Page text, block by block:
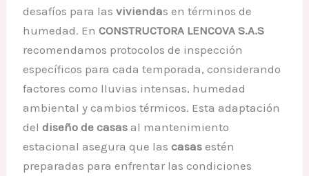
desafíos para lasviviendas en términos de
humedad. EnCONSTRUCTORA LENCOVA S.A.S
recomendamos protocolos de inspección
específicos para cada temporada, considerando
factores como lluvias intensas, humedad
ambiental y cambios térmicos. Esta adaptación
deldiseño de casas al mantenimiento
estacional asegura que lascasas estén
preparadas para enfrentar las condiciones